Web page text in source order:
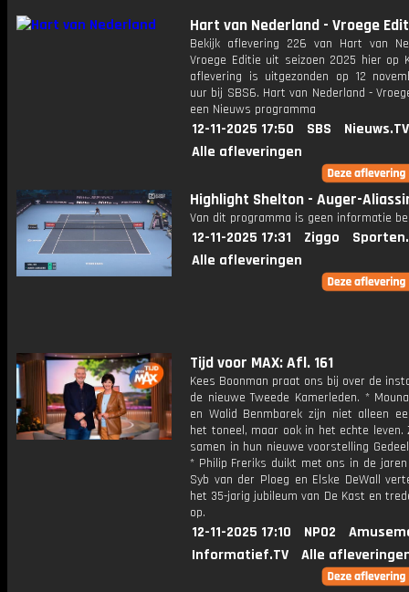
Hart van Nederland - Vroege
Bekijk aflevering 226 van Hart van
Vroege Editie uit seizoen 2025 hier op
aflevering is uitgezonden op 12
uur bij SBS6. Hart van Nederland -
een Nieuws programma
12-11-2025 17:50 SBS
Nieuws.TV
Alle afleveringen
Highlight Shelton - Auger-
Van dit programma is geen informatie
12-11-2025 17:31 Ziggo
Alle afleveringen
Tijd voor MAX: Afl. 161
Kees Boonman praat ons bij over de
de nieuwe Tweede Kamerleden. *
en Walid Benmbarek zijn niet alleen
het toneel, maar ook in het echte leven.
samen in hun nieuwe voorstelling
* Philip Freriks duikt met ons in de
Syb van der Ploeg en Elske DeWall
het 35-jarig jubileum van De Kast en
op.
12-11-2025 17:10 NPO2
Informatief.TV
Alle